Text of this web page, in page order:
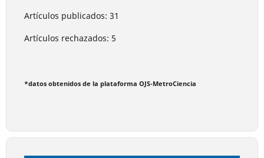
Artículos publicados: 31
Artículos rechazados: 5
*datos obtenidos de la plataforma OJS-MetroCiencia